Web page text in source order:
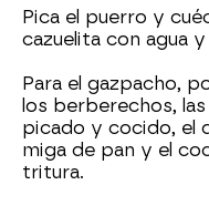
Pica el puerro y
cazuelita con agua y
Para el gazpacho,
los berberechos,
picado y cocido, el
miga de pan y el
tritura.